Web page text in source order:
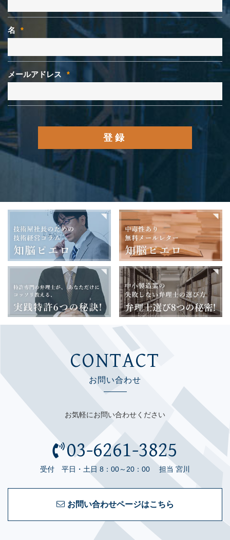
名 *
メールアドレス *
CONTACT
お問い合わせ
お気軽にお問い合わせください
03-6261-3825
受付 平日・土日 8：00～20：00 担当 宮川
お問い合わせページはこちら